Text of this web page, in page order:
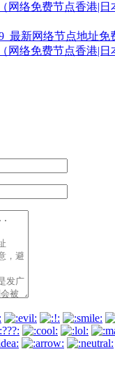
络免费节点香港|日
最新网络节点地址
络免费节点香港|日